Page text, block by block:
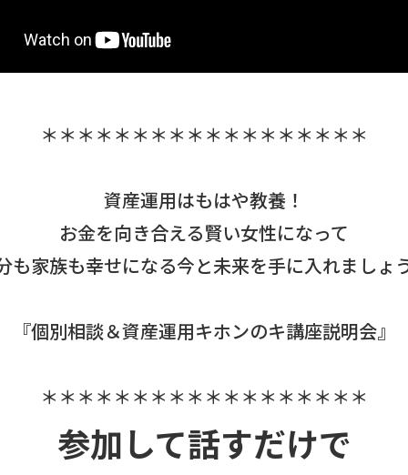
＊＊＊＊＊＊＊＊＊＊＊＊＊＊＊＊＊＊
資産運用はもはや教養！
お金を向き合える賢い女性になって
も家族も幸せになる今と未来を手に入れましょ
『個別相談＆資産運用キホンのキ講座説明会』
＊＊＊＊＊＊＊＊＊＊＊＊＊＊＊＊＊＊
参加して話すだけで